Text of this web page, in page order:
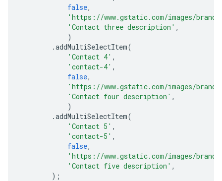
false,
'https://www.gstatic.com/images/
'Contact three description' ,
)
.addMultiSelectItem(
'Contact 4' ,
'contact-4' ,
false,
'https://www.gstatic.com/images/
'Contact four description' ,
)
.addMultiSelectItem(
'Contact 5' ,
'contact-5' ,
false,
'https://www.gstatic.com/images/
'Contact five description' ,
);